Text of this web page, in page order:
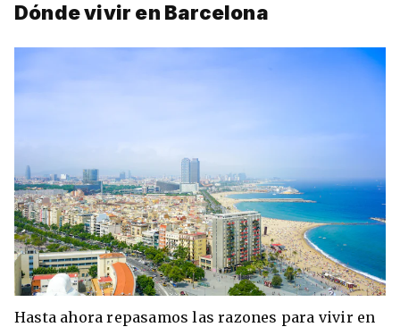
Dónde vivir en Barcelona
Hasta ahora repasamos las razones para vivir en